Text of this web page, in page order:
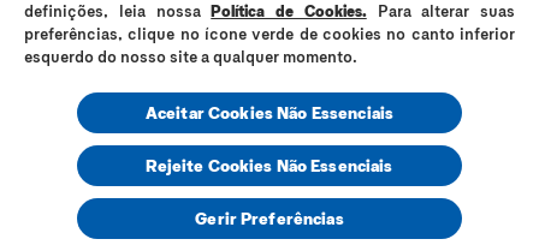
© 2025,Durex Portugal
atentamente a rotulagem e as instruções de utilização. Em caso de dúvida
consulte o seu médico ou farmacêutico. Se sentir irritação ou desconforto
interrompa o seu uso. Em caso de persistência dos sintomas, se sentir
excessiva frequência, ou se estiver grávida ou a amamentar, consulte o
seu médico. Reckitt Benckiser Healthcare, Lda., Rua D. Cristóvão da Gama,
nº 1, 1ºC/D – 1400-113 Lisboa – NIPC 504225910. RKT-M-47113
definições, leia nossaPolítica de Cookies.Para alterar suas
preferências, clique no ícone verde de cookies no canto inferior
esquerdo do nosso site a qualquer momento.
Aceitar Cookies Não Essenciais
Rejeite Cookies Não Essenciais
Gerir Preferências